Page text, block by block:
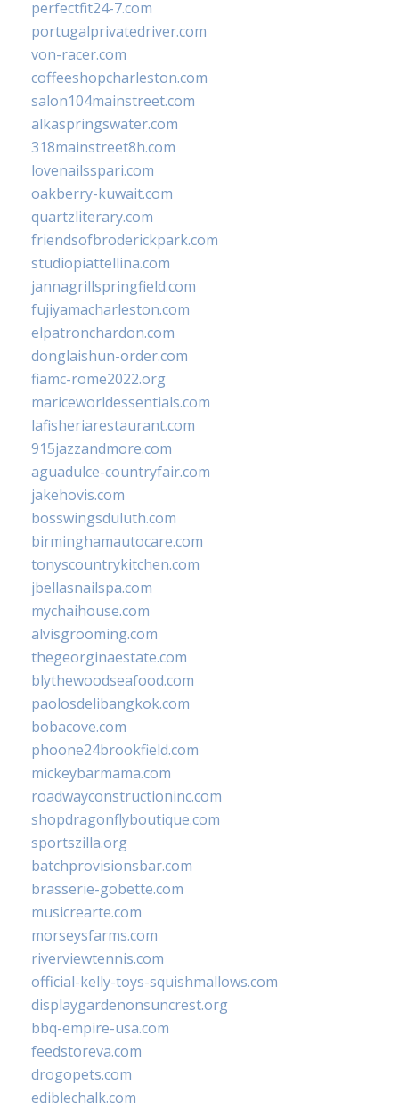
perfectfit24-7.com
portugalprivatedriver.com
von-racer.com
coffeeshopcharleston.com
salon104mainstreet.com
alkaspringswater.com
318mainstreet8h.com
lovenailsspari.com
oakberry-kuwait.com
quartzliterary.com
friendsofbroderickpark.com
studiopiattellina.com
jannagrillspringfield.com
fujiyamacharleston.com
elpatronchardon.com
donglaishun-order.com
fiamc-rome2022.org
mariceworldessentials.com
lafisheriarestaurant.com
915jazzandmore.com
aguadulce-countryfair.com
jakehovis.com
bosswingsduluth.com
birminghamautocare.com
tonyscountrykitchen.com
jbellasnailspa.com
mychaihouse.com
alvisgrooming.com
thegeorginaestate.com
blythewoodseafood.com
paolosdelibangkok.com
bobacove.com
phoone24brookfield.com
mickeybarmama.com
roadwayconstructioninc.com
shopdragonflyboutique.com
sportszilla.org
batchprovisionsbar.com
brasserie-gobette.com
musicrearte.com
morseysfarms.com
riverviewtennis.com
official-kelly-toys-squishmallows.com
displaygardenonsuncrest.org
bbq-empire-usa.com
feedstoreva.com
drogopets.com
ediblechalk.com